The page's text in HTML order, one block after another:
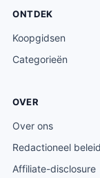
ONTDEK
Koopgidsen
Categorieën
OVER
Over ons
Redactioneel beleid
Affiliate-disclosure